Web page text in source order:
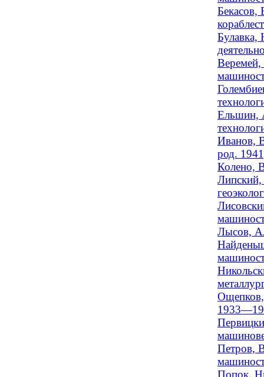
Бекасов,
Булавка,
Веремей,
Ельшин,
Иванов,
род.
Колено,
Липский,
Лысов,
Ощепков,
Петров,